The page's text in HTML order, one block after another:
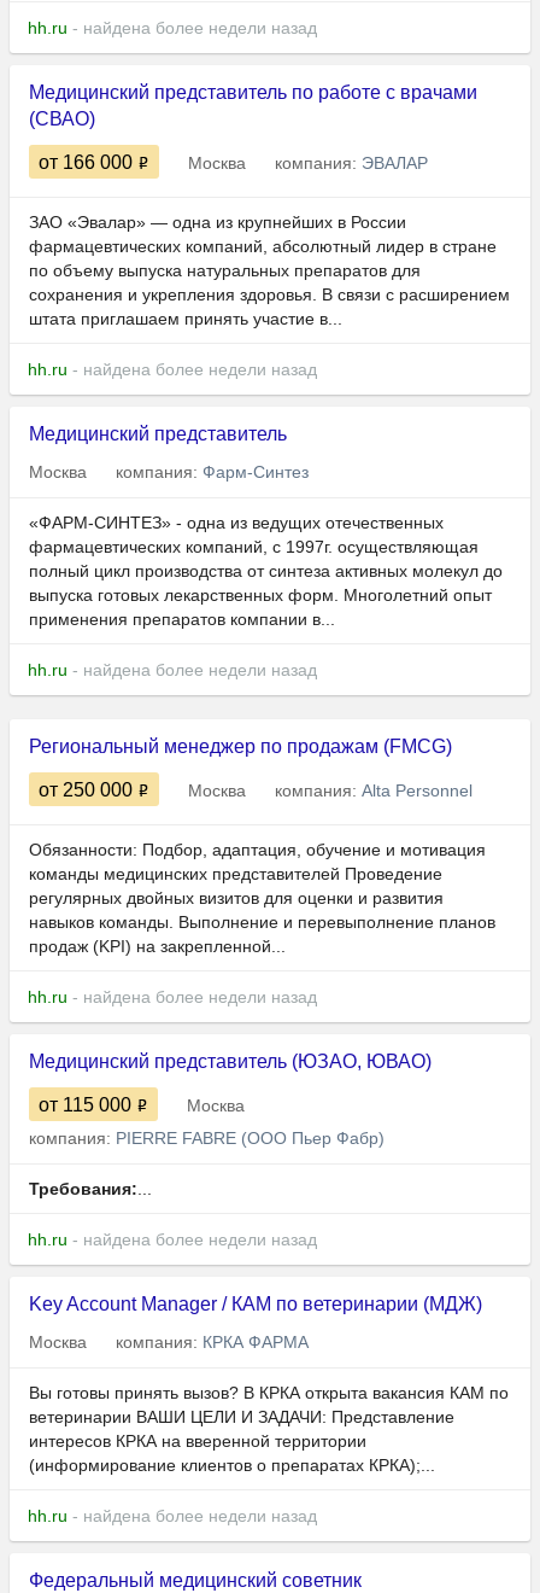
hh.ru - найдена более недели назад
Медицинский представитель по работе с врачами
(СВАО)
от 166 000 Москва компания: ЭВАЛАР
ЗАО «Эвалар» — одна из крупнейших в России
фармацевтических компаний, абсолютный лидер в стране
по объему выпуска натуральных препаратов для
сохранения и укрепления здоровья. В связи с расширением
штата приглашаем принять участие в...
hh.ru - найдена более недели назад
Медицинский представитель
Москва компания: Фарм-Синтез
«ФАРМ-СИНТЕЗ» - одна из ведущих отечественных
фармацевтических компаний, с 1997г. осуществляющая
полный цикл производства от синтеза активных молекул до
выпуска готовых лекарственных форм. Многолетний опыт
применения препаратов компании в...
hh.ru - найдена более недели назад
Региональный менеджер по продажам (FMCG)
от 250 000 Москва компания: Alta Personnel
Обязанности: Подбор, адаптация, обучение и мотивация
команды медицинских представителей Проведение
регулярных двойных визитов для оценки и развития
навыков команды. Выполнение и перевыполнение планов
продаж (KPI) на закрепленной...
hh.ru - найдена более недели назад
Медицинский представитель (ЮЗАО, ЮВАО)
от 115 000
Москва
компания: PIERRE FABRE (ООО Пьер Фабр)
Требования:...
hh.ru - найдена более недели назад
Key Account Manager / КАМ по ветеринарии (МДЖ)
Москва компания: КРКА ФАРМА
Вы готовы принять вызов? В КРКА открыта вакансия КАМ по
ветеринарии ВАШИ ЦЕЛИ И ЗАДАЧИ: Представление
интересов КРКА на вверенной территории
(информирование клиентов о препаратах КРКА);...
hh.ru - найдена более недели назад
Федеральный медицинский советник